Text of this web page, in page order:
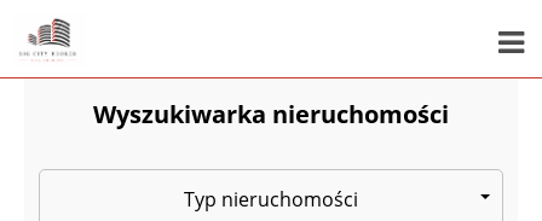
Wyszukiwarka nieruchomości
Typ nieruchomości